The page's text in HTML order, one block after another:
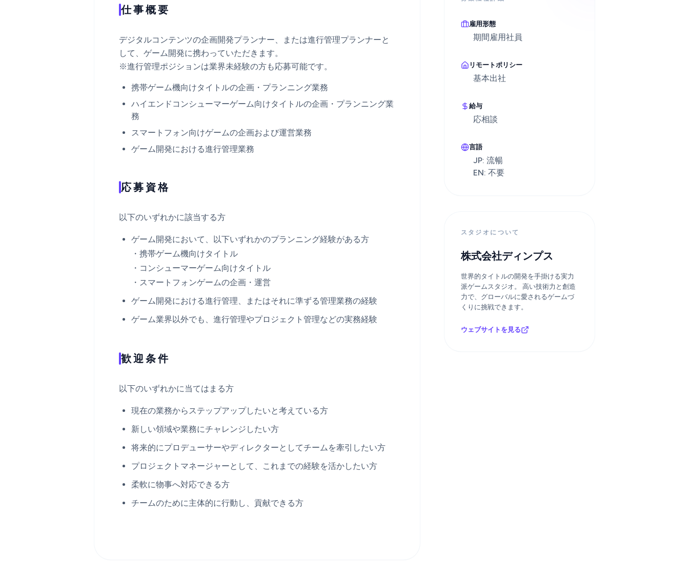
仕事概要
デジタルコンテンツの企画開発プランナー、または進行管理プランナーと
して、ゲーム開発に携わっていただきます。
※進行管理ポジションは業界未経験の方も応募可能です。
携帯ゲーム機向けタイトルの企画・プランニング業務
ハイエンドコンシューマーゲーム向けタイトルの企画・プランニング業
務
スマートフォン向けゲームの企画および運営業務
ゲーム開発における進行管理業務
応募資格
以下のいずれかに該当する方
ゲーム開発において、以下いずれかのプランニング経験がある方
・携帯ゲーム機向けタイトル
・コンシューマーゲーム向けタイトル
・スマートフォンゲームの企画・運営
ゲーム開発における進行管理、またはそれに準ずる管理業務の経験
ゲーム業界以外でも、進行管理やプロジェクト管理などの実務経験
歓迎条件
以下のいずれかに当てはまる方
現在の業務からステップアップしたいと考えている方
新しい領域や業務にチャレンジしたい方
将来的にプロデューサーやディレクターとしてチームを牽引したい方
プロジェクトマネージャーとして、これまでの経験を活かしたい方
柔軟に物事へ対応できる方
チームのために主体的に行動し、貢献できる方
雇用形態
期間雇用社員
リモートポリシー
基本出社
給与
応相談
言語
JP: 流暢
EN: 不要
スタジオについて
株式会社ディンプス
世界的タイトルの開発を手掛ける実力
派ゲームスタジオ。 高い技術力と創造
力で、グローバルに愛されるゲームづ
くりに挑戦できます。
ウェブサイトを見る